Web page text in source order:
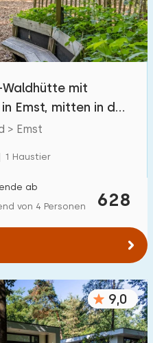
285
Park 293
mit
Emst, mitten in der
> Emst
1 Haustier
628
ab
von 4 Personen
9,0